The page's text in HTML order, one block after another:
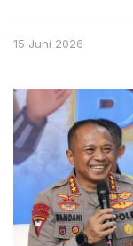
15 Juni 2026